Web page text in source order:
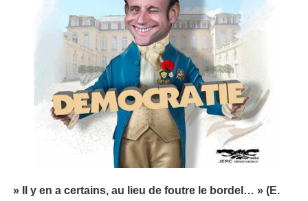
» Il y en a certains, au lieu de foutre le bordel… » (E.